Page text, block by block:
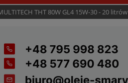
THT 80W GL4 15W-30 - 20 litrów